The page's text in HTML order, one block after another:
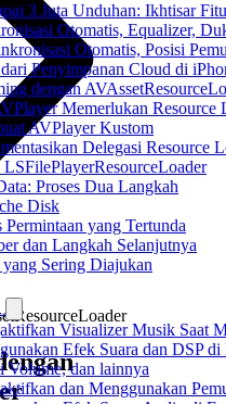
3 Juta Unduhan: Ikhtisar
Otomatis, Equalizer,
Otomatis, Posisi
Penyimpanan Cloud di
dengan
Memerlukan Resource
AVPlayer Kustom
Delegasi Resource
Proses Dua Langkah
Disk
Permintaan yang Tertunda
dan Langkah Selanjutnya
yang Sering Diajukan
Visualizer Musik Saat
Efek Suara dan DSP
Volume, dan lainnya
dan Menggunakan